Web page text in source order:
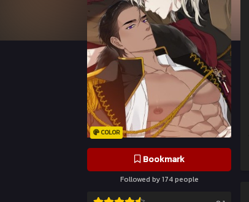
COLOR
Bookmark
Followed by 174 people